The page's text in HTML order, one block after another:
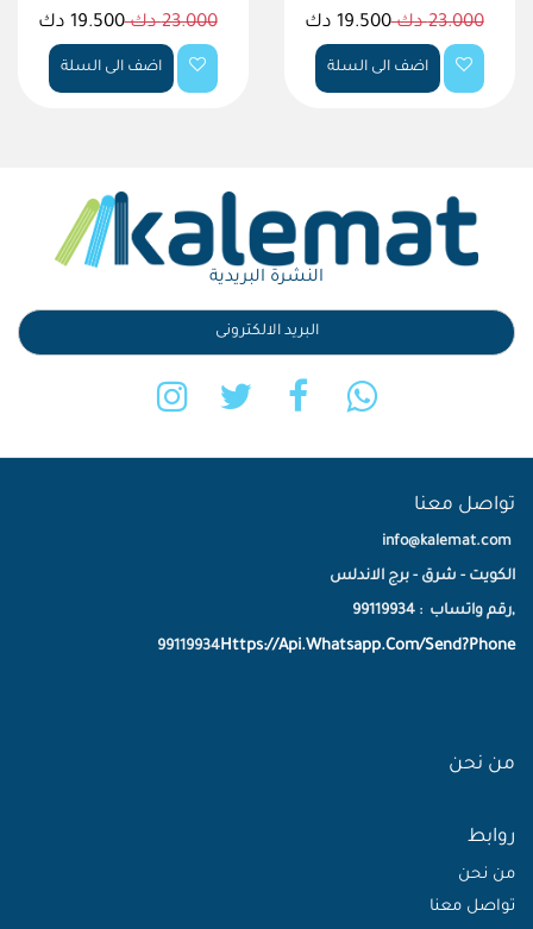
23.000 دك 19.500 دك
اضف الى السلة
23.000 دك 19.500 دك
اضف الى السلة
النشرة البريدية
تواصل معنا
info@kalemat.com
الكويت - شرق - برج الاندلس
,رقم واتساب : 99119934
Https://Api.Whatsapp.Com/Send?Phone
99119934
من نحن
روابط
من نحن
تواصل معنا